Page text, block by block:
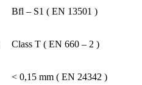
Bfl – S1 ( EN 13501 )
Class T ( EN 660 – 2 )
< 0,15 mm ( EN 24342 )